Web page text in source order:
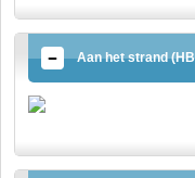
Aan het strand